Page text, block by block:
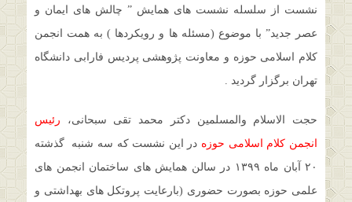
نشست از سلسله نشست های همایش ” چالش های ایمان و
عصر جدید” با موضوع (مسئله ها و رویکردها ) به همت انجمن
کلام اسلامی حوزه و معاونت پژوهشی پردیس فارابی دانشگاه
تهران برگزار گردید .
حجت الاسلام والمسلمین دکتر محمد تقی سبحانی، رئیس
انجمن کلام اسلامی حوزه در این نشست که سه شنبه گذشته
۲۰ آبان ماه ۱۳۹۹ در سالن همایش های ساختمان انجمن های
علمی حوزه بصورت حضوری (بارعایت پروتکل های بهداشتی و